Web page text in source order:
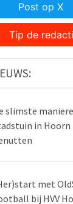
Post op X
Tip de
slimste
in
met
bij HVV